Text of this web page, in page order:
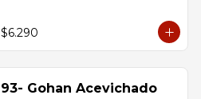
$6.290
93- Gohan Acevichado